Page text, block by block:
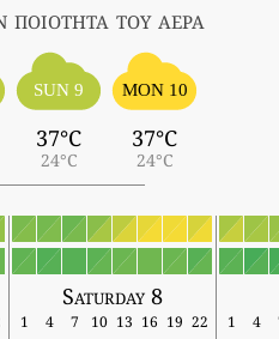
του αέρα
SUN 9
37°C
24°C
MON 10
37°C
24°C
Saturday 8
1 4 7 10 13 16 19 22 1 4